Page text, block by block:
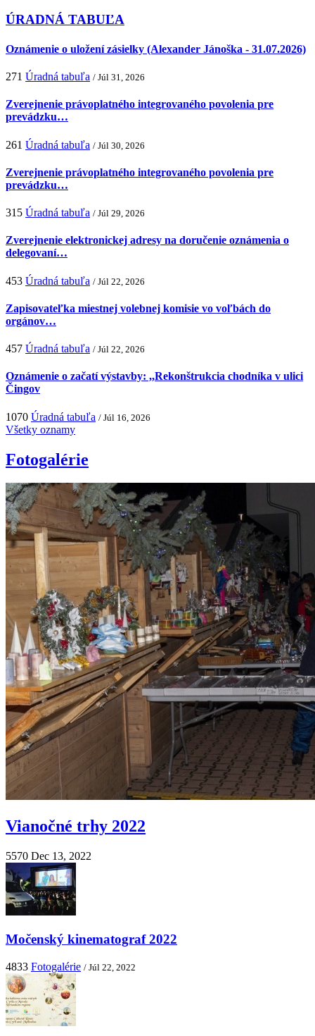
ÚRADNÁ TABUĽA
Oznámenie o uložení zásielky (Alexander Jánoška - 31.07.2026)
271 Úradná tabuľa / Júl 31, 2026
Zverejnenie právoplatného integrovaného povolenia pre
prevádzku…
261 Úradná tabuľa / Júl 30, 2026
Zverejnenie právoplatného integrovaného povolenia pre
prevádzku…
315 Úradná tabuľa / Júl 29, 2026
Zverejnenie elektronickej adresy na doručenie oznámenia o
delegovaní…
453 Úradná tabuľa / Júl 22, 2026
Zapisovateľka miestnej volebnej komisie vo voľbách do
orgánov…
457 Úradná tabuľa / Júl 22, 2026
Oznámenie o začatí výstavby: ,,Rekonštrukcia chodníka v ulici
Čingov
1070 Úradná tabuľa / Júl 16, 2026
Všetky oznamy
Fotogalérie
Vianočné trhy 2022
5570 Dec 13, 2022
Močenský kinematograf 2022
4833 Fotogalérie / Júl 22, 2022